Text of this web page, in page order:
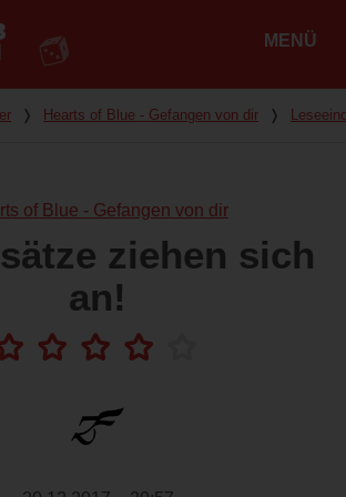
MENÜ
❭ Hearts of Blue - Gefangen von dir ❭
of Blue - Gefangen von dir
ziehen sich
an!